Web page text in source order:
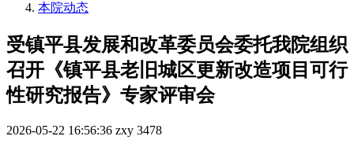
本院动态
受镇平县发展和改革委员会委托我院组织
召开《镇平县老旧城区更新改造项目可行
性研究报告》专家评审会
2026-05-22 16:56:36 zxy 3478